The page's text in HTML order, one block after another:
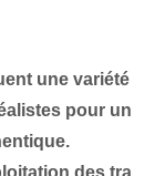
une variété
pour un